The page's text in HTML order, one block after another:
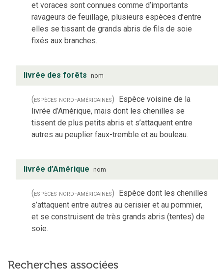
et voraces sont connues comme d’importants
ravageurs de feuillage, plusieurs espèces d’entre
elles se tissant de grands abris de fils de soie
fixés aux branches.
livrée des forêts nom
(espèces nord-américaines) Espèce voisine de la
livrée d’Amérique, mais dont les chenilles se
tissent de plus petits abris et s’attaquent entre
autres au peuplier faux-tremble et au bouleau.
livrée d’Amérique nom
(espèces nord-américaines) Espèce dont les chenilles
s’attaquent entre autres au cerisier et au pommier,
et se construisent de très grands abris (tentes) de
soie.
Recherches associées